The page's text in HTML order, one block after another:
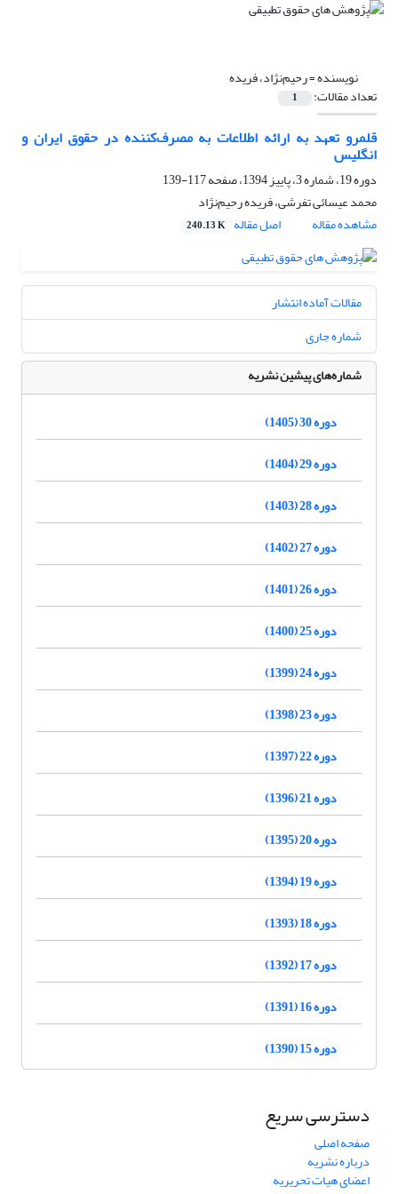
نویسنده =رحیم‌نژاد، فریده
تعداد مقالات: 1
قلمرو تعهد به ارائه‌ اطلاعات به مصرف‌کننده در حقوق ایران و
انگلیس
دوره 19، شماره 3، پاییز 1394، صفحه
117-139
محمد عیسائی تفرشی، فریده رحیم‌نژاد
مشاهده مقاله
اصل مقاله 240.13 K
مقالات آماده انتشار
شماره جاری
شماره‌های پیشین نشریه
دوره 30 (1405)
دوره 29 (1404)
دوره 28 (1403)
دوره 27 (1402)
دوره 26 (1401)
دوره 25 (1400)
دوره 24 (1399)
دوره 23 (1398)
دوره 22 (1397)
دوره 21 (1396)
دوره 20 (1395)
دوره 19 (1394)
دوره 18 (1393)
دوره 17 (1392)
دوره 16 (1391)
دوره 15 (1390)
دسترسی سریع
صفحه اصلی
درباره نشریه
اعضای هیات تحریریه